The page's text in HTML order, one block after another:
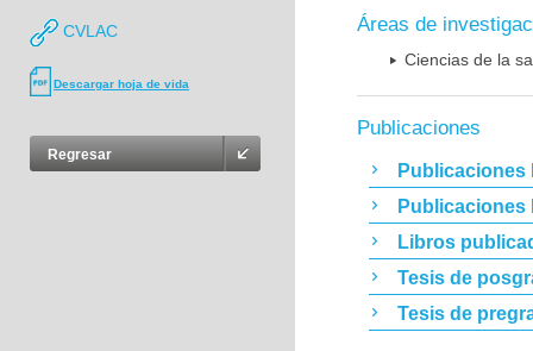
CVLAC
Descargar hoja de vida
Regresar
Áreas de
Ciencias de la
Publicaciones
Publicaciones
Publicaciones
Libros
Tesis de
Tesis de